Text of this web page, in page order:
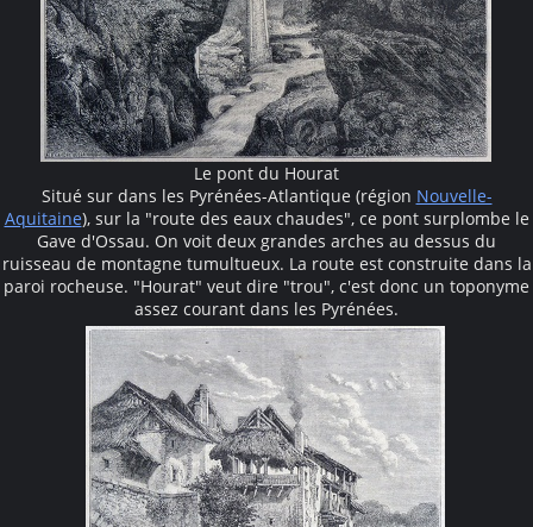
Le pont du Hourat
Situé sur dans les Pyrénées-Atlantique (région Nouvelle-
Aquitaine), sur la "route des eaux chaudes", ce pont surplombe le
Gave d'Ossau. On voit deux grandes arches au dessus du
ruisseau de montagne tumultueux. La route est construite dans la
paroi rocheuse. "Hourat" veut dire "trou", c'est donc un toponyme
assez courant dans les Pyrénées.